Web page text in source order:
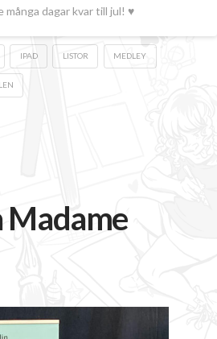
många dagar kvar till jul! ♥
IPAD LISTOR MEDLEY
Madame